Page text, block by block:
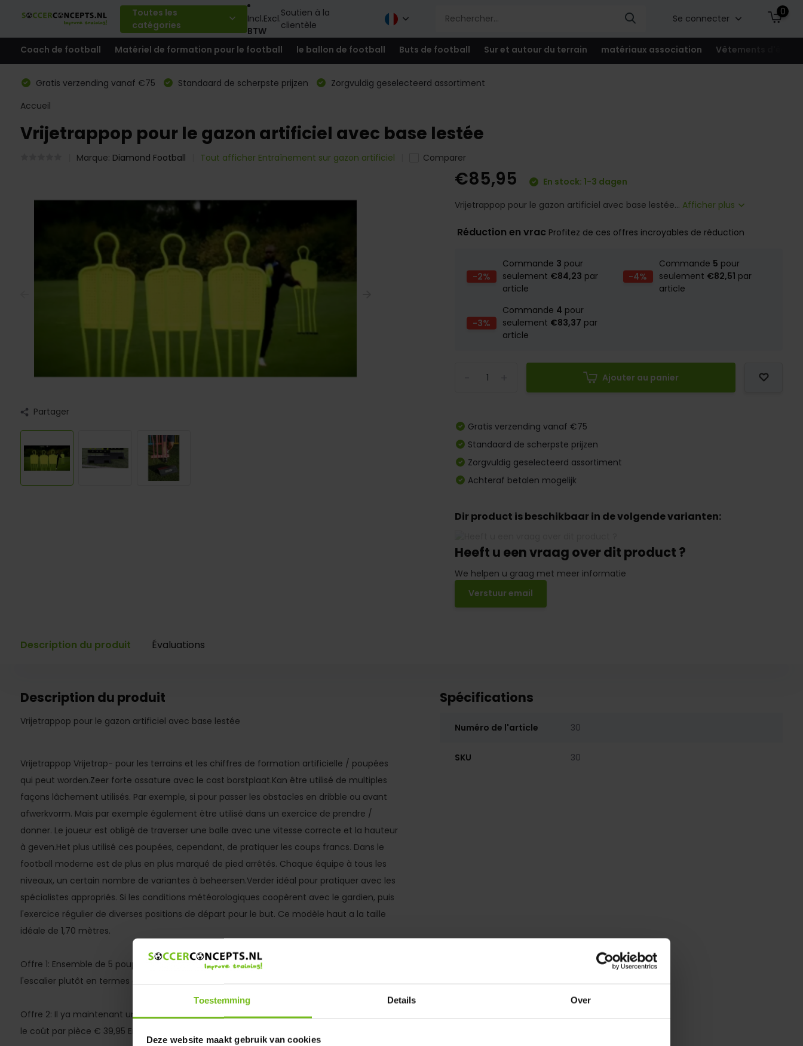
Toestemming Details Over
Deze website maakt gebruik van cookies
Toutes les
catégories
Incl.Excl.
BTW
Soutien à la
clientèle
Se connecter
0
Coach de football Matériel de formation pour le football le ballon de football Buts de football Sur et autour du terrain matériaux association Vêtements
Gratis verzending vanaf €75 Standaard de scherpste prijzen
Zorgvuldig geselecteerd assortiment
Accueil
Vrijetrappop pour le gazon artificiel avec base lestée
Marque: Diamond Football Tout afficher Entraînement sur gazon artificiel Comparer
Partager
€85,95
En stock: 1-3 dagen
Vrijetrappop pour le gazon artificiel avec base lestée... Afficher plus
Réduction en vrac Profitez de ces offres incroyables de réduction
-2%
Commande 3 pour
seulement €84,23 par
article
-3%
Commande 4 pour
seulement €83,37 par
article
-4%
Commande 5 pour
seulement €82,51 par
article
Ajouter au panier
Gratis verzending vanaf €75
Standaard de scherpste prijzen
Zorgvuldig geselecteerd assortiment
Achteraf betalen mogelijk
Dir product is beschikbaar in de volgende varianten:
Heeft u een vraag over dit product ?
We helpen u graag met meer informatie
Verstuur email
Description du produit Évaluations
Description du produit
Vrijetrappop pour le gazon artificiel avec base lestée
Vrijetrappop Vrijetrap- pour les terrains et les chiffres de formation artificielle / poupées
qui peut worden.Zeer forte ossature avec le cast borstplaat.Kan être utilisé de multiples
façons lâchement utilisés. Par exemple, si pour passer les obstacles en dribble ou avant
afwerkvorm. Mais par exemple également être utilisé dans un exercice de prendre /
donner. Le joueur est obligé de traverser une balle avec une vitesse correcte et la hauteur
à geven.Het plus utilisé ces poupées, cependant, de pratiquer les coups francs. Dans le
football moderne est de plus en plus marqué de pied arrêtés. Chaque équipe à tous les
niveaux, un certain nombre de variantes à beheersen.Verder idéal pour pratiquer avec les
spécialistes appropriés. Si les conditions météorologiques coopèrent avec le gardien, puis
l'exercice régulier de diverses positions de départ pour le but. Ce modèle haut a la taille
idéale de 1,70 mètres.
Offre 1: Ensemble de 5 poupées de pièce pour € 225 Comparez cela avec un mur de
l'escalier plutôt en termes d'achat.
Offre 2: Il ya maintenant un pop mini-pièce disponible. Ce sont de 1,20 mètres de haut et
le coût par pièce € 39,95 Ensemble de 5 mini poupées de coup franc pour € 175
Spécifications
Numéro de l'article 30
SKU 30